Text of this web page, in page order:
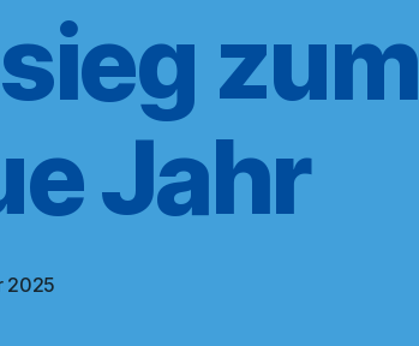
zum
Jahr
2025